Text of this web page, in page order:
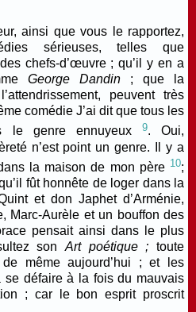
ainsi que vous le rapportez,
sérieuses, telles que
chefs-d’œuvre ; qu’il y en a
George Dandin ; que la
peuvent très
comédie J’ai dit que tous les
le genre ennuyeux 9. Oui,
n’est point un genre. Il y a
la maison de mon père 10;
fût honnête de loger dans la
et don Japhet d’Arménie,
Marc-Aurèle et un bouffon des
pensait ainsi dans le plus
son Art poétique ; toute
de même aujourd’hui ; et les
se défaire à la fois du mauvais
; car le bon esprit proscrit